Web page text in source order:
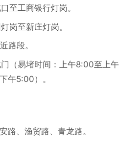
至工商银行灯岗。
岗至新庄灯岗。
路段。
（易堵时间：上午8:00至上午
午5:00）。
路、渔贸路、青龙路。